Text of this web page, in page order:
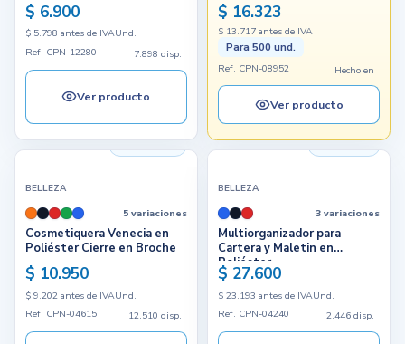
$ 6.900
$ 5.798 antes de IVAUnd.
Ref. CPN-12280
7.898 disp.
Ver producto
$ 16.323
$ 13.717 antes de IVA
Para 500 und.
Ref. CPN-08952 Hecho en
Ver producto
BELLEZA
5 variaciones
Cosmetiquera Venecia en
Poliéster Cierre en Broche
$ 10.950
$ 9.202 antes de IVAUnd.
Ref. CPN-04615
12.510 disp.
2.446 disp.
BELLEZA
3 variaciones
Multiorganizador para
Cartera y Maletin en
Poliéster
$ 27.600
$ 23.193 antes de IVAUnd.
Ref. CPN-04240
2.446 disp.